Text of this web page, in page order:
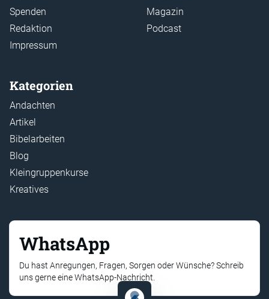
Spenden
Redaktion
Impressum
Magazin
Podcast
Kategorien
Andachten
Artikel
Bibelarbeiten
Blog
Kleingruppenkurse
Kreatives
WhatsApp
Du hast Anregungen, Fragen, Sorgen oder Wünsche? Schreib
uns gerne eine WhatsApp-Nachricht.